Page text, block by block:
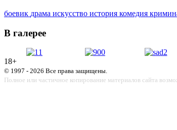
боевик драма искусство история комедия
В галерее
18+
© 1997 - 2026 Все права защищены.
Полное или частичное копирование материалов сайта